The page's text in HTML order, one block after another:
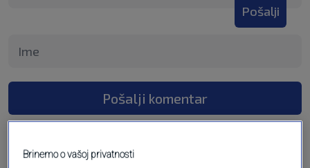
Pošalji
Pošalji komentar
Brinemo o vašoj privatnosti